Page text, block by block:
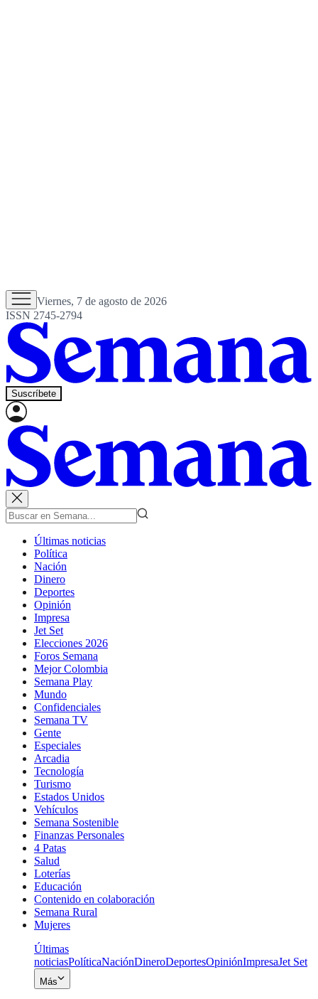
Viernes, 7 de agosto de 2026
ISSN 2745-2794
Suscríbete
Últimas noticias
Política
Nación
Dinero
Deportes
Opinión
Impresa
Jet Set
Elecciones 2026
Foros Semana
Mejor Colombia
Semana Play
Mundo
Confidenciales
Semana TV
Gente
Especiales
Arcadia
Tecnología
Turismo
Estados Unidos
Vehículos
Semana Sostenible
Finanzas Personales
4 Patas
Salud
Loterías
Educación
Contenido en colaboración
Semana Rural
Mujeres
Últimas
noticiasPolíticaNaciónDineroDeportesOpiniónImpresaJet Set
Más